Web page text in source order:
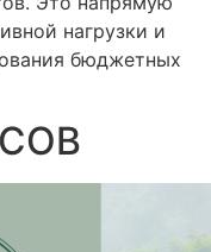
нагрузки и
бюджетных